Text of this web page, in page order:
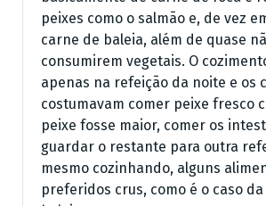
peixes como o salmão e, de vez
carne de baleia, além de quase
consumirem vegetais. O
apenas na refeição da noite e os
costumavam comer peixe fresco
peixe fosse maior, comer os
guardar o restante para outra
mesmo cozinhando, alguns
preferidos crus, como é o caso